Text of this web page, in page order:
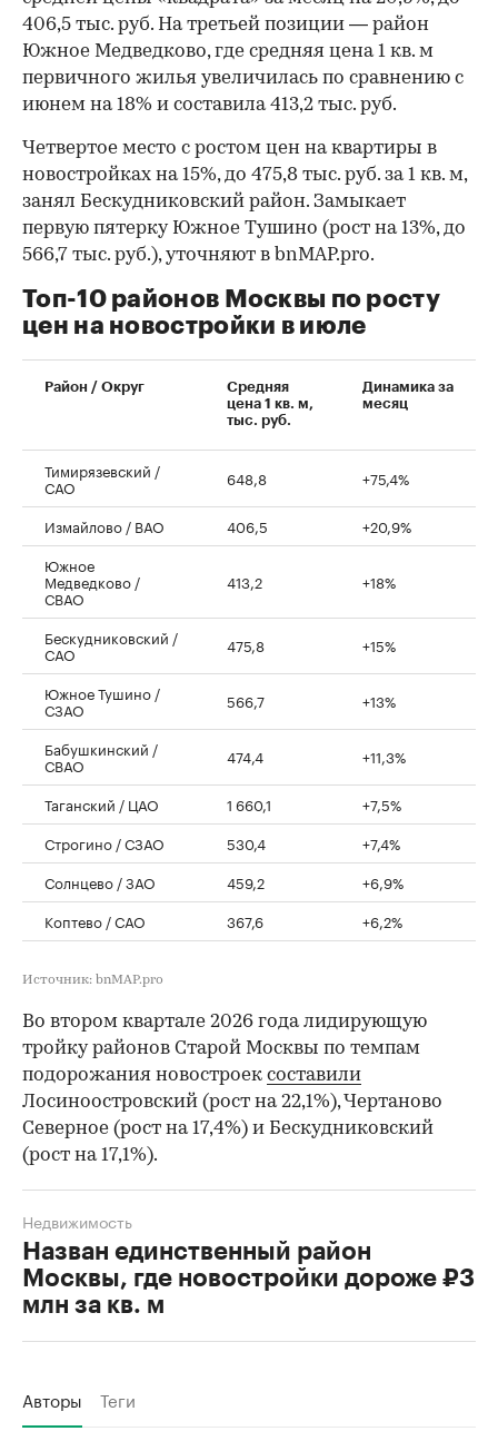
406,5 тыс. руб. На третьей позиции — район
Южное Медведково, где средняя цена 1 кв. м
первичного жилья увеличилась по сравнению с
июнем на 18% и составила 413,2 тыс. руб.
00:00 / 00:00
Четвертое место с ростом цен на квартиры в
новостройках на 15%, до 475,8 тыс. руб. за 1 кв. м,
занял Бескудниковский район. Замыкает
первую пятерку Южное Тушино (рост на 13%, до
566,7 тыс. руб.), уточняют в bnMAP.pro.
Топ-10 районов Москвы по росту
цен на новостройки в июле
Район / Округ
Средняя
цена 1 кв. м,
тыс. руб.
Динамика за
месяц
Тимирязевский /
САО 648,8 +75,4%
Измайлово / ВАО 406,5
+20,9%
Южное
Медведково /
СВАО
413,2 +18%
Бескудниковский /
САО 475,8 +15%
Южное Тушино /
СЗАО 566,7 +13%
Бабушкинский /
СВАО 474,4 +11,3%
Таганский / ЦАО 1 660,1
+7,5%
Строгино / СЗАО
530,4
+7,4%
Солнцево / ЗАО
459,2
+6,9%
Коптево / САО
367,6 +6,2%
Источник: bnMAP.pro
Во втором квартале 2026 года лидирующую
тройку районов Старой Москвы по темпам
подорожания новостроек составили
Лосиноостровский (рост на 22,1%), Чертаново
Северное (рост на 17,4%) и Бескудниковский
(рост на 17,1%).
Назван единственный район
Москвы, где новостройки дороже ₽3
млн за кв. м
Недвижимость
Авторы Теги